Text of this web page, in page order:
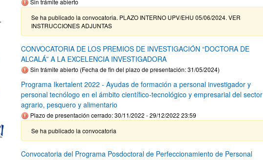
Se ha publicado la convocatoria. PLAZO INTERNO UPV/EHU 05/06/2024. VER
INSTRUCCIONES ADJUNTAS
CONVOCATORIA DE LOS PREMIOS DE INVESTIGACIÓN “DOCTORA DE
ALCALÁ” A LA EXCELENCIA INVESTIGADORA
Sin trámite abierto (Fecha de fin del plazo de presentación: 31/05/2024)
Programa Ikertalent 2022 - Ayudas de formación a personal investigador y
personal tecnólogo en el ámbito científico-tecnológico y empresarial del sector
agrario, pesquero y alimentario
Plazo de presentación cerrado: 30/11/2022 - 29/12/2022 23:59
Se ha publicado la convocatoria
Convocatoria del Programa Posdoctoral de Perfeccionamiento de Personal